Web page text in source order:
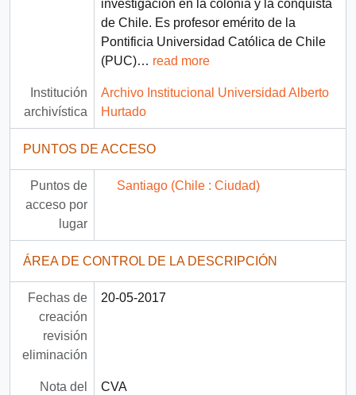
investigación en la colonia y la conquista
de Chile. Es profesor emérito de la
Pontificia Universidad Católica de Chile
(PUC)… read more
Institución
archivística
Archivo Institucional Universidad Alberto
Hurtado
PUNTOS DE ACCESO
Puntos de
acceso por
lugar
Santiago (Chile : Ciudad)
ÁREA DE CONTROL DE LA DESCRIPCIÓN
Fechas de
creación
revisión
eliminación
20-05-2017
Nota del
CVA